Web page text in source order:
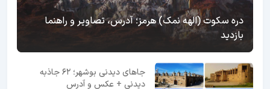
دره سکوت (الهه نمک) هرمز؛ آدرس، تصاویر و راهنما
بازدید
جاهای دیدنی بوشهر؛ 62 جاذبه
دیدنی + عکس و آدرس